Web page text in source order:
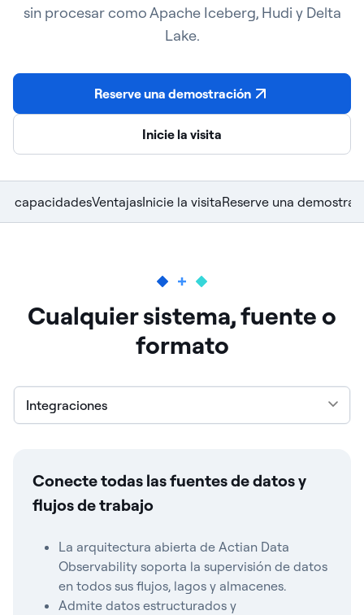
sin procesar como Apache Iceberg, Hudi y Delta
Lake.
Reserve una demostración
Inicie la visita
capacidadesVentajasInicie la visitaReserve una
Cualquier sistema, fuente o
formato
Integraciones
Conecte todas las fuentes de datos y
flujos de trabajo
La arquitectura abierta de Actian Data
Observability soporta la supervisión de datos
en todos sus flujos, lagos y almacenes.
Admite datos estructurados y